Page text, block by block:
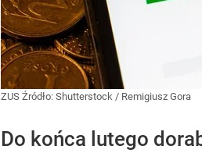
ZUS Źródło: Shutterstock / Remigiusz Gora
Do końca lutego